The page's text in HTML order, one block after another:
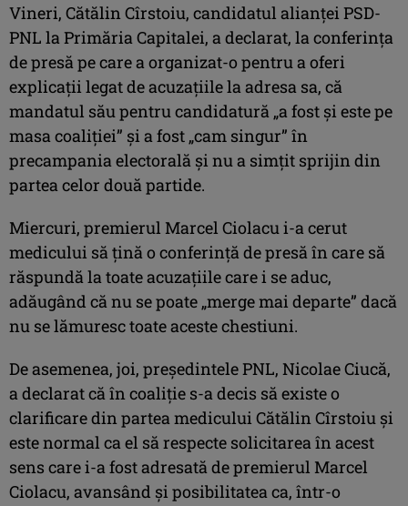
Vineri, Cătălin Cîrstoiu, candidatul alianţei PSD-
PNL la Primăria Capitalei, a declarat, la conferinţa
de presă pe care a organizat-o pentru a oferi
explicaţii legat de acuzaţiile la adresa sa, că
mandatul său pentru candidatură „a fost şi este pe
masa coaliţiei” şi a fost „cam singur” în
precampania electorală şi nu a simţit sprijin din
partea celor două partide.
Miercuri, premierul Marcel Ciolacu i-a cerut
medicului să ţină o conferinţă de presă în care să
răspundă la toate acuzaţiile care i se aduc,
adăugând că nu se poate „merge mai departe” dacă
nu se lămuresc toate aceste chestiuni.
De asemenea, joi, preşedintele PNL, Nicolae Ciucă,
a declarat că în coaliţie s-a decis să existe o
clarificare din partea medicului Cătălin Cîrstoiu şi
este normal ca el să respecte solicitarea în acest
sens care i-a fost adresată de premierul Marcel
Ciolacu, avansând şi posibilitatea ca, într-o